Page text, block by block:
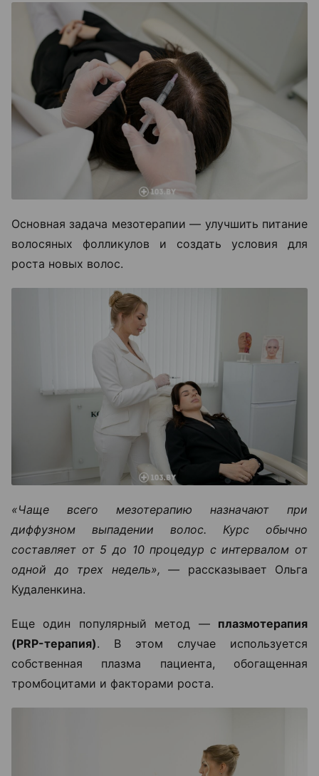
Основная задача мезотерапии — улучшить питание
волосяных фолликулов и создать условия для
роста новых волос.
«Чаще всего мезотерапию назначают при
диффузном выпадении волос. Курс обычно
составляет от 5 до 10 процедур с интервалом от
одной до трех недель», — рассказывает Ольга
Кудаленкина.
Еще один популярный метод — плазмотерапия
(PRP-терапия). В этом случае используется
собственная плазма пациента, обогащенная
тромбоцитами и факторами роста.